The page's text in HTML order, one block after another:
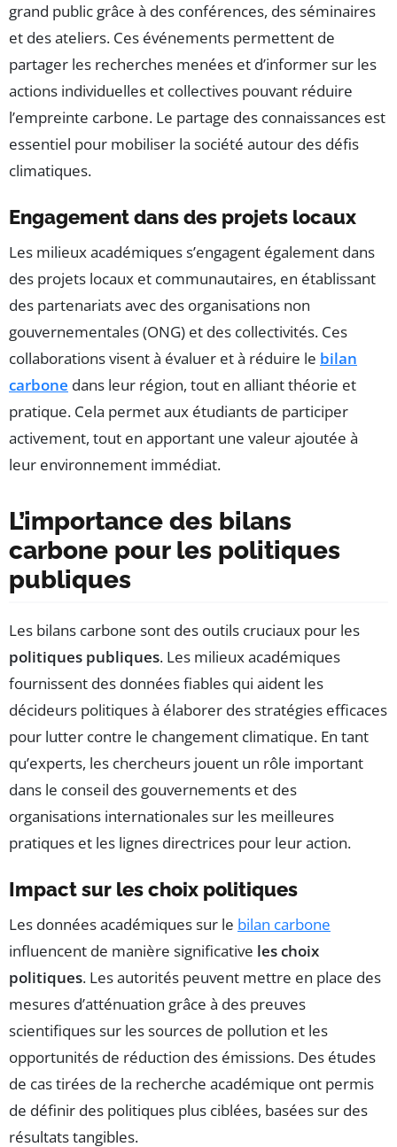
grand public grâce à des conférences, des séminaires
et des ateliers. Ces événements permettent de
partager les recherches menées et d’informer sur les
actions individuelles et collectives pouvant réduire
l’empreinte carbone. Le partage des connaissances est
essentiel pour mobiliser la société autour des défis
climatiques.
Engagement dans des projets locaux
Les milieux académiques s’engagent également dans
des projets locaux et communautaires, en établissant
des partenariats avec des organisations non
gouvernementales (ONG) et des collectivités. Ces
collaborations visent à évaluer et à réduire le bilan
carbone dans leur région, tout en alliant théorie et
pratique. Cela permet aux étudiants de participer
activement, tout en apportant une valeur ajoutée à
leur environnement immédiat.
L’importance des bilans
carbone pour les politiques
publiques
Les bilans carbone sont des outils cruciaux pour les
politiques publiques. Les milieux académiques
fournissent des données fiables qui aident les
décideurs politiques à élaborer des stratégies efficaces
pour lutter contre le changement climatique. En tant
qu’experts, les chercheurs jouent un rôle important
dans le conseil des gouvernements et des
organisations internationales sur les meilleures
pratiques et les lignes directrices pour leur action.
Impact sur les choix politiques
Les données académiques sur le bilan carbone
influencent de manière significative les choix
politiques. Les autorités peuvent mettre en place des
mesures d’atténuation grâce à des preuves
scientifiques sur les sources de pollution et les
opportunités de réduction des émissions. Des études
de cas tirées de la recherche académique ont permis
de définir des politiques plus ciblées, basées sur des
résultats tangibles.